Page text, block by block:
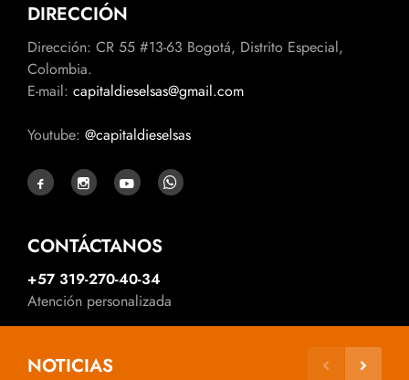
DIRECCIÓN
Dirección: CR 55 #13-63 Bogotá, Distrito Especial,
Colombia.
E-mail: capitaldieselsas@gmail.com
Youtube: @capitaldieselsas
CONTÁCTANOS
+57 319-270-40-34
Atención personalizada
NOTICIAS